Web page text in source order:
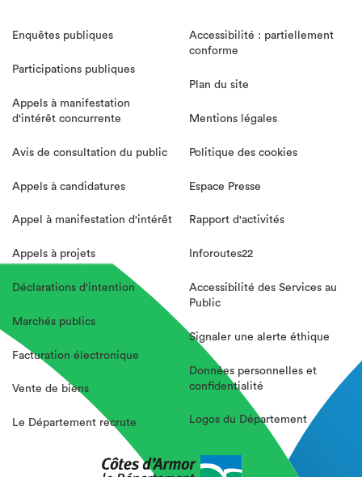
Enquêtes publiques
Participations publiques
Appels à manifestation
d'intérêt concurrente
Avis de consultation du public
Appels à candidatures
Appel à manifestation d'intérêt
Appels à projets
Déclarations d'intention
Marchés publics
Facturation électronique
Vente de biens
Le Département recrute
Accessibilité : partiellement
conforme
Plan du site
Mentions légales
Politique des cookies
Espace Presse
Rapport d'activités
Inforoutes22
Accessibilité des Services au
Public
Signaler une alerte éthique
Données personnelles et
confidentialité
Logos du Département